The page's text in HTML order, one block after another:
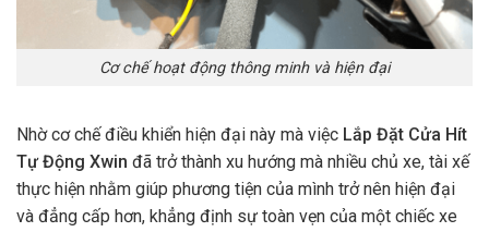
Cơ chế hoạt động thông minh và hiện đại
Nhờ cơ chế điều khiển hiện đại này mà việc Lắp Đặt Cửa Hít
Tự Động Xwin đã trở thành xu hướng mà nhiều chủ xe, tài xế
thực hiện nhằm giúp phương tiện của mình trở nên hiện đại
và đẳng cấp hơn, khẳng định sự toàn vẹn của một chiếc xe